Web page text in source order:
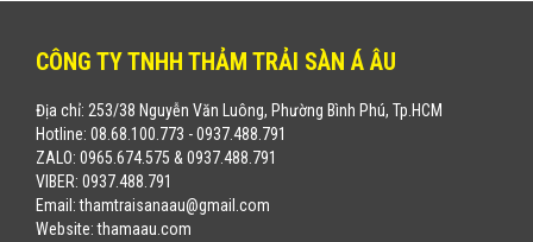
CÔNG TY TNHH THẢM TRẢI SÀN Á ÂU
Địa chỉ: 253/38 Nguyễn Văn Luông, Phường Bình Phú, Tp.HCM
Hotline: 08.68.100.773 - 0937.488.791
ZALO: 0965.674.575 & 0937.488.791
VIBER: 0937.488.791
Email: thamtraisanaau@gmail.com
Website: thamaau.com